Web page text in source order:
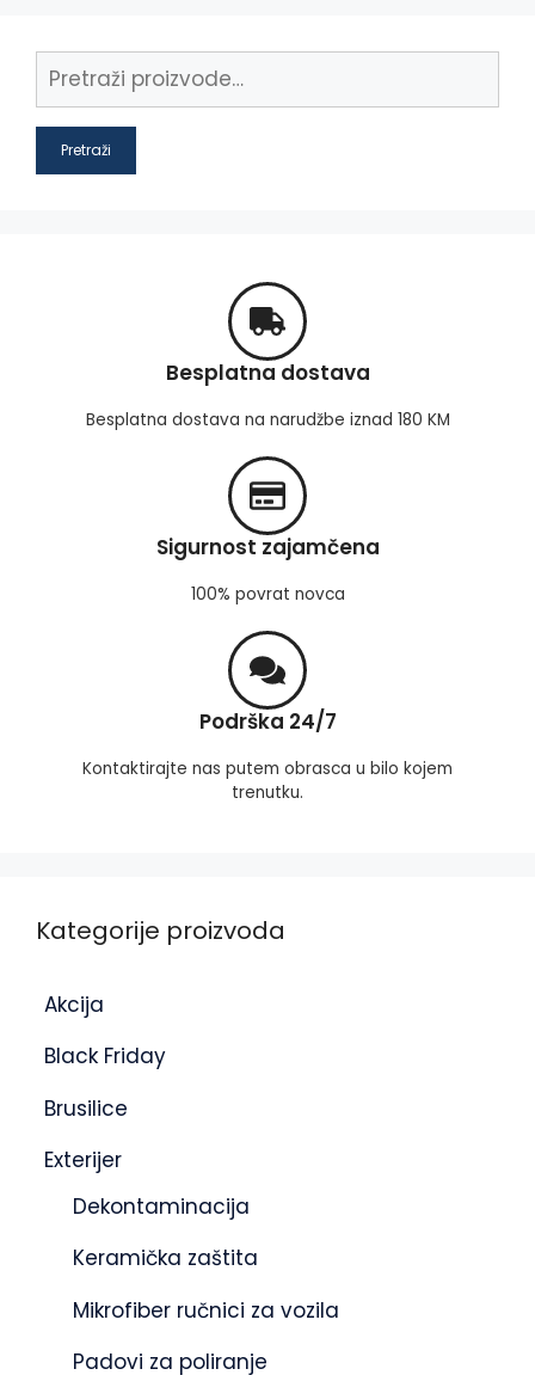
Pretraži
Besplatna dostava
Besplatna dostava na narudžbe iznad 180 KM
Sigurnost zajamčena
100% povrat novca
Podrška 24/7
Kontaktirajte nas putem obrasca u bilo kojem
trenutku.
Kategorije proizvoda
Akcija
Black Friday
Brusilice
Exterijer
Dekontaminacija
Keramička zaštita
Mikrofiber ručnici za vozila
Padovi za poliranje